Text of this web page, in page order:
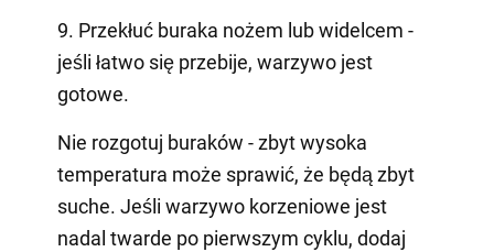
9. Przekłuć buraka nożem lub widelcem -
jeśli łatwo się przebije, warzywo jest
gotowe.
Nie rozgotuj buraków - zbyt wysoka
temperatura może sprawić, że będą zbyt
suche. Jeśli warzywo korzeniowe jest
nadal twarde po pierwszym cyklu, dodaj